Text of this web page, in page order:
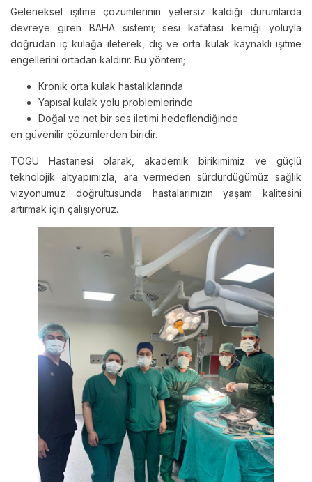
Geleneksel işitme çözümlerinin yetersiz kaldığı durumlarda
devreye giren BAHA sistemi; sesi kafatası kemiği yoluyla
doğrudan iç kulağa ileterek, dış ve orta kulak kaynaklı işitme
engellerini ortadan kaldırır. Bu yöntem;
Kronik orta kulak hastalıklarında
Yapısal kulak yolu problemlerinde
Doğal ve net bir ses iletimi hedeflendiğinde
en güvenilir çözümlerden biridir.
TOGÜ Hastanesi olarak, akademik birikimimiz ve güçlü
teknolojik altyapımızla, ara vermeden sürdürdüğümüz sağlık
vizyonumuz doğrultusunda hastalarımızın yaşam kalitesini
artırmak için çalışıyoruz.